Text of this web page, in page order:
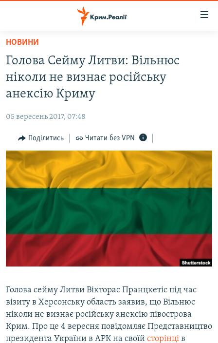
Перейти
основного
матеріалу
до
основної
навігації
Перейти
до
пошуку
ВІДЕО ТА ФОТО
БЛОГИ
ПОГЛЯД
ІНТЕРВ'Ю
ВСЕ ЗА ДЕНЬ
СПЕЦПРОЕКТИ
ДЕПОРТАЦІЯ
ВІДЕОУРОКИ «ELIFBE»
СВІДЧЕННЯ ОКУПАЦІЇ
УКРАЇНСЬКА ПРОБЛЕМА КРИМУ
ЯК ОБІЙТИ БЛОКУВАННЯ
Русский
Qırımtatar
Усі сайти RFE/RL
НОВИНИ
Голова Сейму Литви: Вільнюс
ніколи не визнає російську
анексію Криму
05 вересень 2017, 07:48
Поділитись Читати без VPN
Голова сейму Литви Вікторас Пранцкетіс під час
візиту в Херсонську область заявив, що Вільнюс
ніколи не визнає російську анексію півострова
Крим. Про це 4 вересня повідомляє Представництво
президента України в АРК на своїй сторінці в